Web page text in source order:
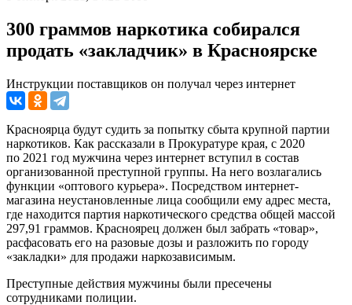
300 граммов наркотика собирался
продать «закладчик» в Красноярске
Инструкции поставщиков он получал через интернет
Красноярца будут судить за попытку сбыта крупной партии
наркотиков. Как рассказали в Прокуратуре края, с 2020
по 2021 год мужчина через интернет вступил в состав
организованной преступной группы. На него возлагались
функции «оптового курьера». Посредством интернет-
магазина неустановленные лица сообщили ему адрес места,
где находится партия наркотического средства общей массой
297,91 граммов. Красноярец должен был забрать «товар»,
расфасовать его на разовые дозы и разложить по городу
«закладки» для продажи наркозависимым.
Преступные действия мужчины были пресечены
сотрудниками полиции.